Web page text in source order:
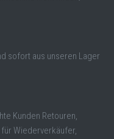
sofort aus unseren Lager
Kunden Retouren,
Wiederverkäufer,